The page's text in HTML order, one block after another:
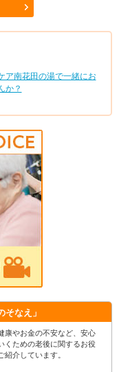
ア南花田の湯で一緒にお
か？
そなえ」
康やお金の不安など、安心
くための老後に関するお役
紹介しています。